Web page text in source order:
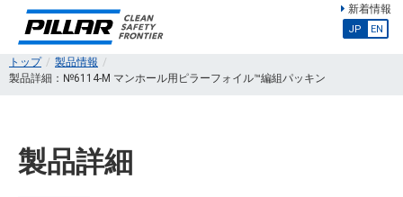
新着情報
JP EN
トップ
製品情報
製品詳細：№6114-M マンホール用ピラーフォイル™編組パッキン
製品詳細